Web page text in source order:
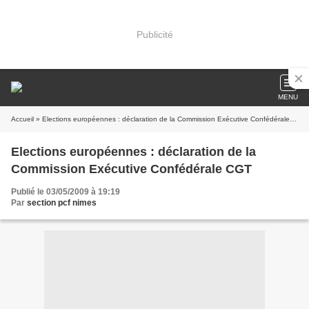
Publicité
MENU
Accueil » Elections européennes : déclaration de la Commission Exécutive Confédérale CGT
Elections européennes : déclaration de la
Commission Exécutive Confédérale CGT
Publié le 03/05/2009 à 19:19
Par section pcf nimes